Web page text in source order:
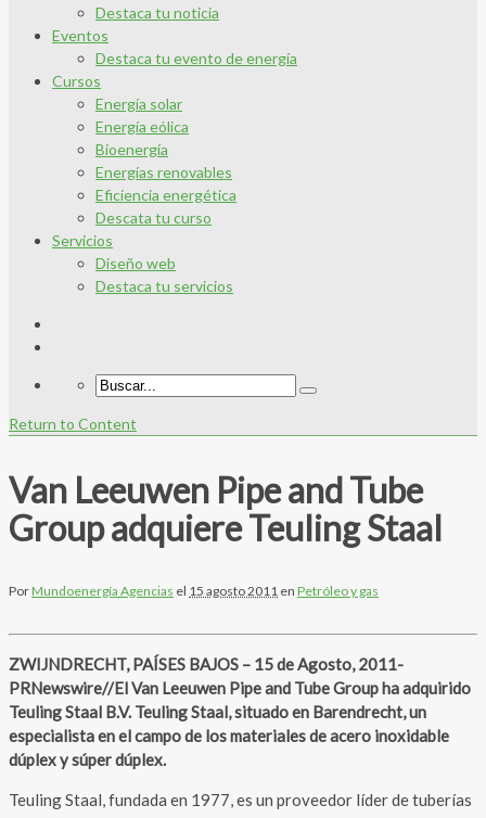
Destaca tu noticia
Eventos
Destaca tu evento de energía
Cursos
Energía solar
Energía eólica
Bioenergía
Energías renovables
Eficiencia energética
Descata tu curso
Servicios
Diseño web
Destaca tu servicios
Return to Content
Van Leeuwen Pipe and Tube
Group adquiere Teuling Staal
PorMundoenergía Agencias el 15 agosto 2011 en Petróleo y gas
ZWIJNDRECHT, PAÍSES BAJOS – 15 de Agosto, 2011-
PRNewswire//El Van Leeuwen Pipe and Tube Group ha adquirido
Teuling Staal B.V. Teuling Staal, situado en Barendrecht, un
especialista en el campo de los materiales de acero inoxidable
dúplex y súper dúplex.
Teuling Staal, fundada en 1977, es un proveedor líder de tuberías